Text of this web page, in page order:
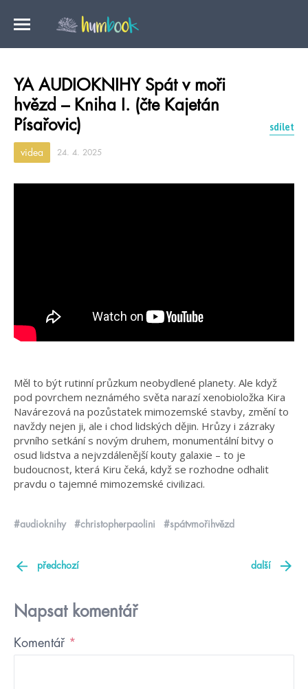
YA AUDIOKNIHY Spát v moři
hvězd – Kniha I. (čte Kajetán
Písařovic)
sdílet
videa 24. 4. 2025
Měl to být rutinní průzkum neobydlené planety. Ale když
pod povrchem neznámého světa narazí xenobioložka Kira
Navárezová na pozůstatek mimozemské stavby, změní to
navždy nejen ji, ale i chod lidských dějin. Hrůzy i zázraky
prvního setkání s novým druhem, monumentální bitvy o
osud lidstva a nejvzdálenější kouty galaxie – to je
budoucnost, která Kiru čeká, když se rozhodne odhalit
pravdu o tajemné mimozemské civilizaci.
#audioknihy #christopherpaolini #spátvmořihvězd
předchozí další
Napsat komentář
Komentář *